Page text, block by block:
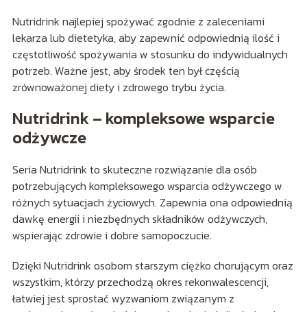
Nutridrink najlepiej spożywać zgodnie z zaleceniami
lekarza lub dietetyka, aby zapewnić odpowiednią ilość i
częstotliwość spożywania w stosunku do indywidualnych
potrzeb. Ważne jest, aby środek ten był częścią
zrównoważonej diety i zdrowego trybu życia.
Nutridrink – kompleksowe wsparcie
odżywcze
Seria Nutridrink to skuteczne rozwiązanie dla osób
potrzebujących kompleksowego wsparcia odżywczego w
różnych sytuacjach życiowych. Zapewnia ona odpowiednią
dawkę energii i niezbędnych składników odżywczych,
wspierając zdrowie i dobre samopoczucie.
Dzięki Nutridrink osobom starszym ciężko chorującym oraz
wszystkim, którzy przechodzą okres rekonwalescencji,
łatwiej jest sprostać wyzwaniom związanym z